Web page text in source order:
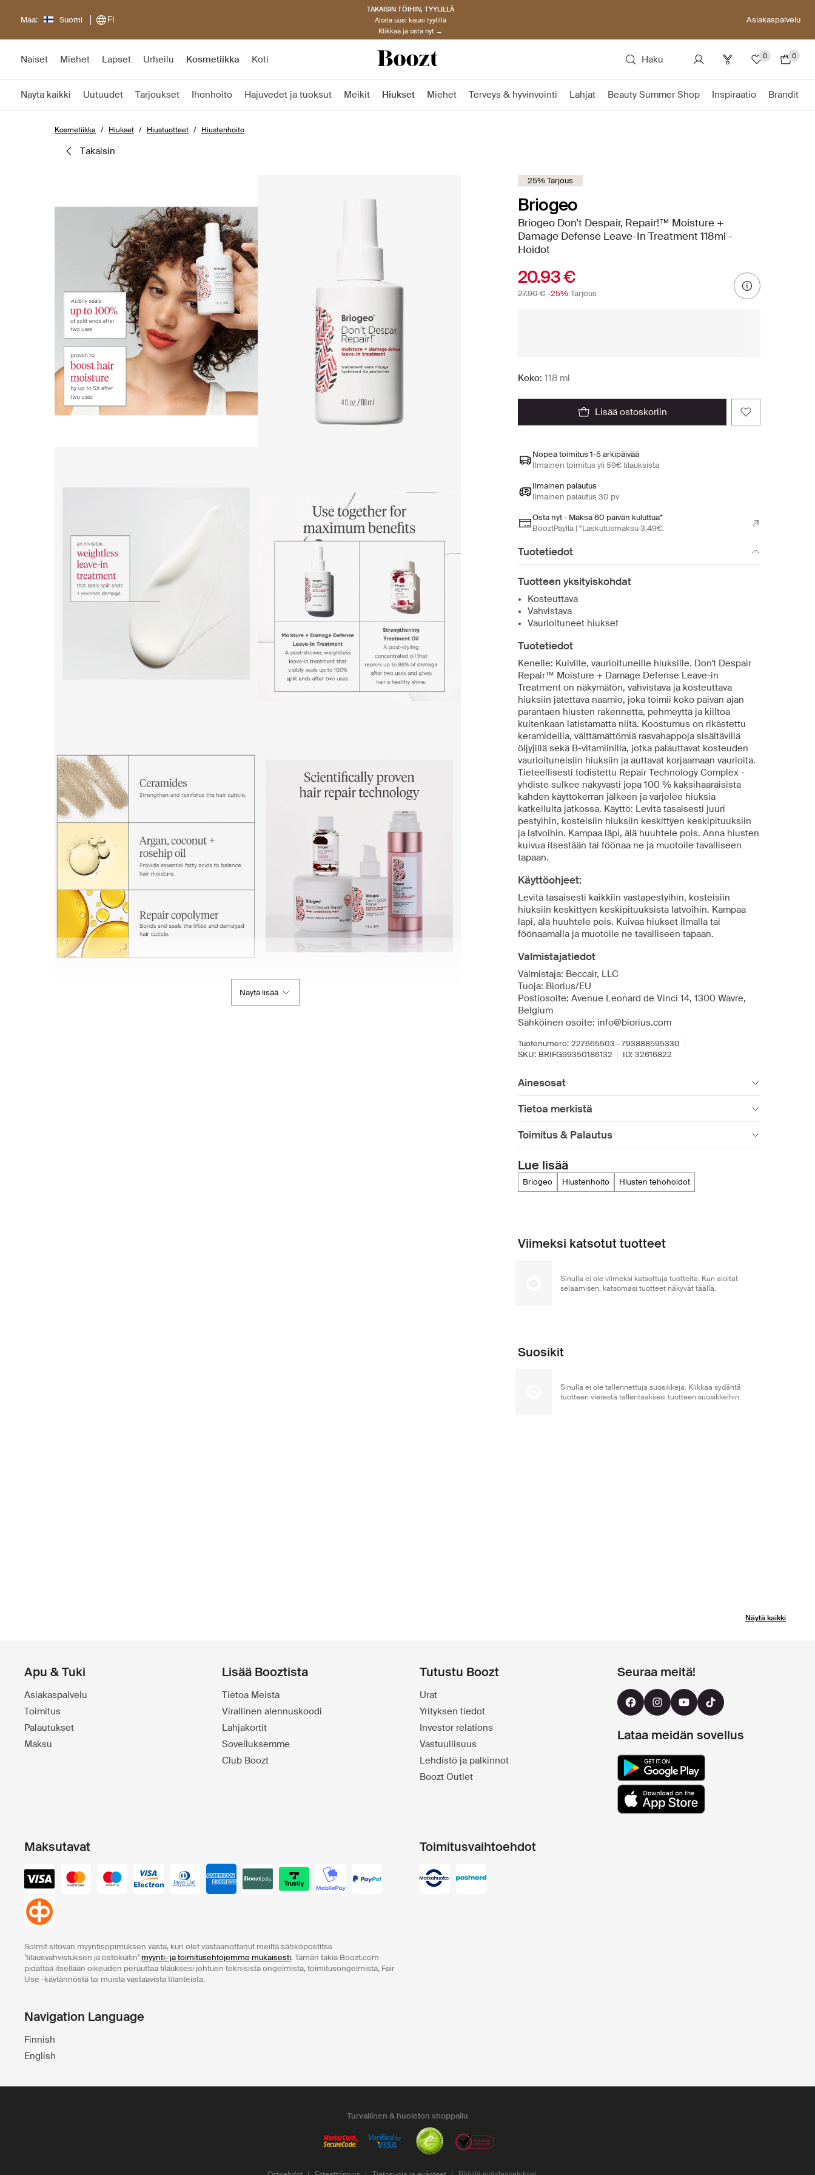
Maa: Suomi FI
TAKAISIN TÖIHIN, TYYLILLÄ
Aloita uusi kausi tyylillä
Klikkaa ja osta nyt →
Asiakaspalvelu
Naiset Miehet Lapset Urheilu Kosmetiikka Koti Haku 0 0
Näytä kaikki Uutuudet Tarjoukset Ihonhoito Hajuvedet ja tuoksut Meikit Hiukset Miehet Terveys & hyvinvointi Lahjat Beauty Summer Shop Inspiraatio Brändit
Kosmetiikka Hiukset Hiustuotteet Hiustenhoito
takaisin
Näytä lisää
25% Tarjous
Briogeo
Briogeo Don’t Despair, Repair!™ Moisture +
Damage Defense Leave-In Treatment 118ml -
Hoidot
20.93 €
27.90 € -25% Tarjous
Koko: 118 ml
lisää ostoskoriin
Nopea toimitus 1-5 arkipäivää
Ilmainen toimitus yli 59€ tilauksista
Ilmainen palautus
Ilmainen palautus 30 pv
Osta nyt - Maksa 60 päivän kuluttua*
BooztPaylla | *Laskutusmaksu 3,49€.
Tuotetiedot
Tuotteen yksityiskohdat
Kosteuttava
Vahvistava
Vaurioituneet hiukset
Tuotetiedot
Kenelle: Kuiville, vaurioituneille hiuksille. Don't Despair
Repair™ Moisture + Damage Defense Leave-in
Treatment on näkymätön, vahvistava ja kosteuttava
hiuksiin jätettävä naamio, joka toimii koko päivän ajan
parantaen hiusten rakennetta, pehmeyttä ja kiiltoa
kuitenkaan latistamatta niitä. Koostumus on rikastettu
keramideilla, välttämättömiä rasvahappoja sisältävillä
öljyjillä sekä B-vitamiinilla, jotka palauttavat kosteuden
vaurioituneisiin hiuksiin ja auttavat korjaamaan vaurioita.
Tieteellisesti todistettu Repair Technology Complex -
yhdiste sulkee näkyvästi jopa 100 % kaksihaaraisista
kahden käyttökerran jälkeen ja varjelee hiuksia
katkeilulta jatkossa. Käyttö: Levitä tasaisesti juuri
pestyihin, kosteisiin hiuksiin keskittyen keskipituuksiin
ja latvoihin. Kampaa läpi, älä huuhtele pois. Anna hiusten
kuivua itsestään tai föönaa ne ja muotoile tavalliseen
tapaan.
Käyttöohjeet:
Levitä tasaisesti kaikkiin vastapestyihin, kosteisiin
hiuksiin keskittyen keskipituuksista latvoihin. Kampaa
läpi, älä huuhtele pois. Kuivaa hiukset ilmalla tai
föönaamalla ja muotoile ne tavalliseen tapaan.
Valmistajatiedot
Valmistaja: Beccair, LLC
Tuoja: Biorius/EU
Postiosoite: Avenue Leonard de Vinci 14, 1300 Wavre,
Belgium
Sähköinen osoite: info@biorius.com
Tuotenumero: 227665503 - 793888595330
SKU: BRIFG99350186132 ID: 32616822
Ainesosat
Tietoa merkistä
Toimitus & Palautus
Lue lisää
briogeo hiustenhoito hiusten tehohoidot
Viimeksi katsotut tuotteet
Sinulla ei ole viimeksi katsottuja tuotteita. Kun aloitat
selaamisen, katsomasi tuotteet näkyvät täällä.
Suosikit
Sinulla ei ole tallennettuja suosikkeja. Klikkaa sydäntä
tuotteen vierestä tallentaaksesi tuotteen suosikkeihin.
Näytä kaikki
Apu & Tuki
Asiakaspalvelu
Toimitus
Palautukset
Maksu
Lisää Booztista
Tietoa Meista
Virallinen alennuskoodi
Lahjakortit
Sovelluksemme
Club Boozt
Tutustu Boozt
Urat
Yrityksen tiedot
Investor relations
Vastuullisuus
Lehdistö ja palkinnot
Boozt Outlet
Seuraa meitä!
Lataa meidän sovellus
Maksutavat
Solmit sitovan myyntisopimuksen vasta, kun olet vastaanottanut meiltä sähköpostitse
’tilausvahvistuksen ja ostokuitin’ myynti- ja toimitusehtojemme mukaisesti. Tämän takia Boozt.com
pidättää itsellään oikeuden peruuttaa tilauksesi johtuen teknisistä ongelmista, toimitusongelmista, Fair
Use -käytännöstä tai muista vastaavista tilanteista.
Toimitusvaihtoehdot
Navigation Language
Finnish
English
Turvallinen & huoleton shoppailu